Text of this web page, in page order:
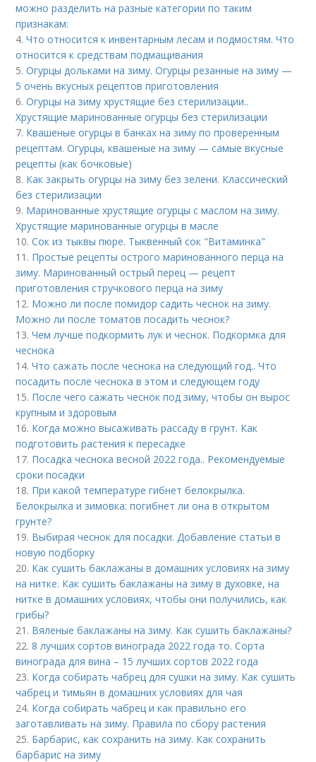
можно разделить на разные категории по таким
признакам:
4.Что относится к инвентарным лесам и подмостям. Что
относится к средствам подмащивания
5.Огурцы дольками на зиму. Огурцы резанные на зиму —
5 очень вкусных рецептов приготовления
6.Огурцы на зиму хрустящие без стерилизации..
Хрустящие маринованные огурцы без стерилизации
7. Квашеные огурцы в банках на зиму по проверенным
рецептам. Огурцы, квашеные на зиму — самые вкусные
рецепты (как бочковые)
8. Как закрыть огурцы на зиму без зелени. Классический
без стерилизации
9. Маринованные хрустящие огурцы с маслом на зиму.
Хрустящие маринованные огурцы в масле
10.Сок из тыквы пюре. Тыквенный сок "Витаминка"
11. Простые рецепты острого маринованного перца на
зиму. Маринованный острый перец — рецепт
приготовления стручкового перца на зиму
12. Можно ли после помидор садить чеснок на зиму.
Можно ли после томатов посадить чеснок?
13.Чем лучше подкормить лук и чеснок. Подкормка для
чеснока
14.Что сажать после чеснока на следующий год.. Что
посадить после чеснока в этом и следующем году
15. После чего сажать чеснок под зиму, чтобы он вырос
крупным и здоровым
16. Когда можно высаживать рассаду в грунт. Как
подготовить растения к пересадке
17. Посадка чеснока весной 2022 года.. Рекомендуемые
сроки посадки
18. При какой температуре гибнет белокрылка.
Белокрылка и зимовка: погибнет ли она в открытом
грунте?
19. Выбирая чеснок для посадки. Добавление статьи в
новую подборку
20. Как сушить баклажаны в домашних условиях на зиму
на нитке. Как сушить баклажаны на зиму в духовке, на
нитке в домашних условиях, чтобы они получились, как
грибы?
21. Вяленые баклажаны на зиму. Как сушить баклажаны?
22.8 лучших сортов винограда 2022 года то. Сорта
винограда для вина – 15 лучших сортов 2022 года
23. Когда собирать чабрец для сушки на зиму. Как сушить
чабрец и тимьян в домашних условиях для чая
24. Когда собирать чабрец и как правильно его
заготавливать на зиму. Правила по сбору растения
25. Барбарис, как сохранить на зиму. Как сохранить
барбарис на зиму